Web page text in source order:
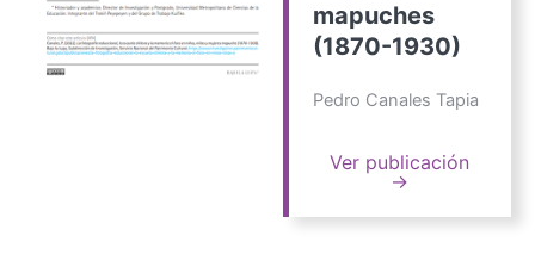
mapuches
(1870-1930)
Pedro Canales Tapia
Ver publicación
→